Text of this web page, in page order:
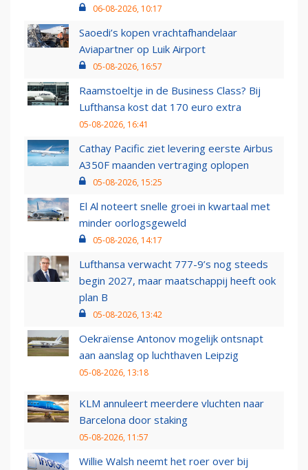
06-08-2026, 10:17
Saoedi’s kopen vrachtafhandelaar
Aviapartner op Luik Airport
05-08-2026, 16:57
Raamstoeltje in de Business Class? Bij
Lufthansa kost dat 170 euro extra
05-08-2026, 16:41
Cathay Pacific ziet levering eerste Airbus
A350F maanden vertraging oplopen
05-08-2026, 15:25
El Al noteert snelle groei in kwartaal met
minder oorlogsgeweld
05-08-2026, 14:17
Lufthansa verwacht 777-9’s nog steeds
begin 2027, maar maatschappij heeft ook
plan B
05-08-2026, 13:42
Oekraïense Antonov mogelijk ontsnapt
aan aanslag op luchthaven Leipzig
05-08-2026, 13:18
KLM annuleert meerdere vluchten naar
Barcelona door staking
05-08-2026, 11:57
Willie Walsh neemt het roer over bij